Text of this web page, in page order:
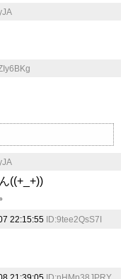
((+_+))
22:15:55 ID:9tee2QsS7I